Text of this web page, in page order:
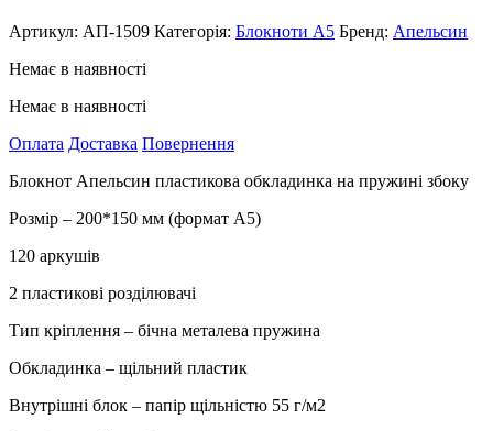
Артикул: АП-1509 Категорія: Блокноти А5 Бренд: Апельсин
Немає в наявності
Немає в наявності
Оплата Доставка Повернення
Блокнот Апельсин пластикова обкладинка на пружині збоку
Розмір – 200*150 мм (формат А5)
120 аркушів
2 пластикові розділювачі
Тип кріплення – бічна металева пружина
Обкладинка – щільний пластик
Внутрішні блок – папір щільністю 55 г/м2